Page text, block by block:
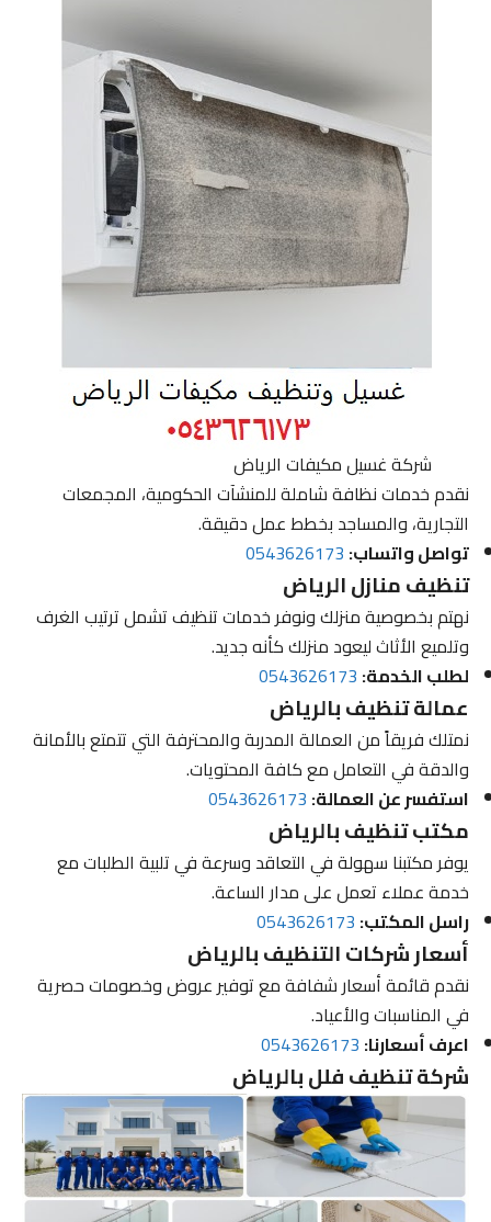
شركة غسيل مكيفات الرياض
نقدم خدمات نظافة شاملة للمنشآت الحكومية، المجمعات
التجارية، والمساجد بخطط عمل دقيقة.
تواصل واتساب:0543626173
تنظيف منازل الرياض
نهتم بخصوصية منزلك ونوفر خدمات تنظيف تشمل ترتيب الغرف
وتلميع الأثاث ليعود منزلك كأنه جديد.
لطلب الخدمة:0543626173
عمالة تنظيف بالرياض
نمتلك فريقاً من العمالة المدربة والمحترفة التي تتمتع بالأمانة
والدقة في التعامل مع كافة المحتويات.
استفسر عن العمالة:0543626173
مكتب تنظيف بالرياض
يوفر مكتبنا سهولة في التعاقد وسرعة في تلبية الطلبات مع
خدمة عملاء تعمل على مدار الساعة.
راسل المكتب:0543626173
أسعار شركات التنظيف بالرياض
نقدم قائمة أسعار شفافة مع توفير عروض وخصومات حصرية
في المناسبات والأعياد.
اعرف أسعارنا:0543626173
شركة تنظيف فلل بالرياض